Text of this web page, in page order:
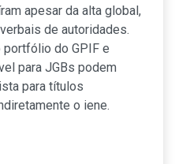
apesar da alta global,
de autoridades.
do GPIF e
para JGBs podem
para títulos
o iene.